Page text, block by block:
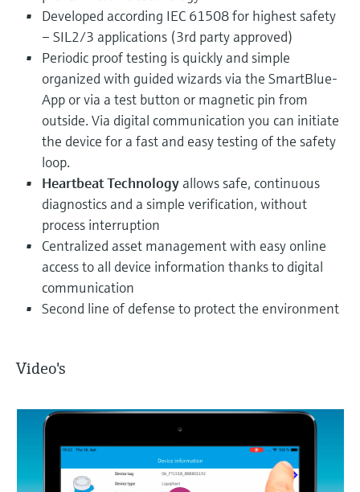
Developed according IEC 61508 for highest safety
– SIL2/3 applications (3rd party approved)
Periodic proof testing is quickly and simple
organized with guided wizards via the SmartBlue-
App or via a test button or magnetic pin from
outside. Via digital communication you can initiate
the device for a fast and easy testing of the safety
loop.
Heartbeat Technology allows safe, continuous
diagnostics and a simple verification, without
process interruption
Centralized asset management with easy online
access to all device information thanks to digital
communication
Second line of defense to protect the environment
Video's